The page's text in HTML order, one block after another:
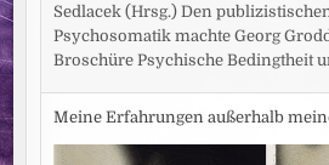
Sedlacek (Hrsg.) Den
Psychosomatik machte Georg
Broschüre Psychische Bedingtheit
Meine Erfahrungen außerhalb